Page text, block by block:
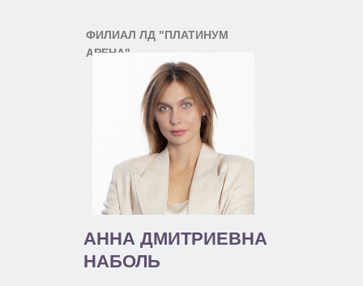
АННА ДМИТРИЕВНА
НАБОЛЬ
ФИЛИАЛ ЛД "ПЛАТИНУМ
АРЕНА"